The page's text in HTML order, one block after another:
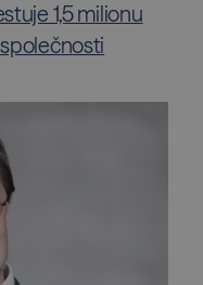
1,5 milionu